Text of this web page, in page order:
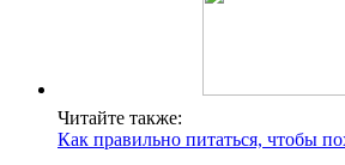
Читайте также:
Как правильно питаться, чтобы